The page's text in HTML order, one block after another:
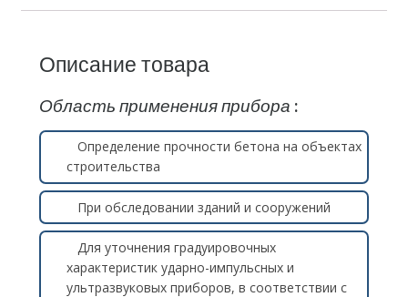
Описание товара
Область применения прибора :
Определение прочности бетона на объектах
строительства
При обследовании зданий и сооружений
Для уточнения градуировочных
характеристик ударно-импульсных и
ультразвуковых приборов, в соответствии с